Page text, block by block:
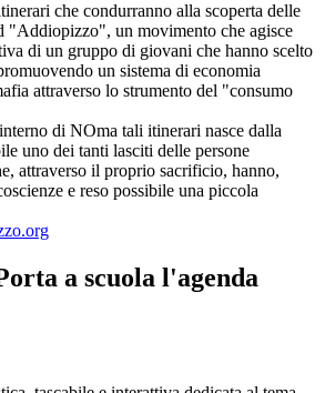
che condurranno alla scoperta delle
"Addiopizzo", un movimento che agisce
di un gruppo di giovani che hanno scelto
un sistema di economia
attraverso lo strumento del "consumo
di NOma tali itinerari nasce dalla
uno dei tanti lasciti delle persone
attraverso il proprio sacrificio, hanno,
e reso possibile una piccola
a scuola l'agenda